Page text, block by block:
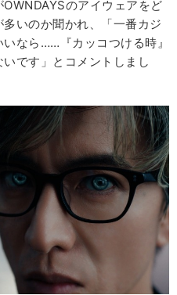
のアイウェアをど
いのか聞かれ、「一番カジ
なら……『カッコつける時』
です」とコメントしまし